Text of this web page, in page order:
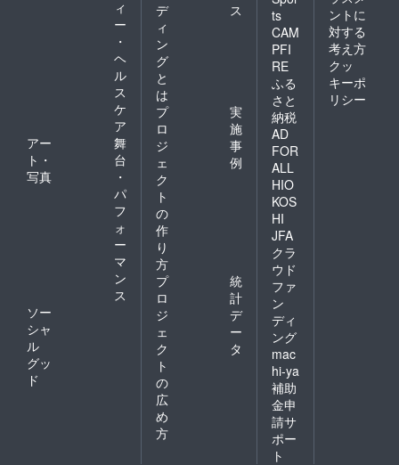
ィ
ー
・
ヘ
ル
ス
ケ
ア
アー
ト・
写真
舞
台
・
パ
フ
ォ
ー
マ
ン
ス
ソー
シャ
ル
グッ
ド
デ
ィ
ン
グ
と
は
ス
プ
ロ
ジ
ェ
ク
ト
の
作
り
方
実
施
事
例
プ
ロ
ジ
ェ
ク
ト
の
広
め
方
統
計
デ
ー
タ
ts
CAM
PFI
RE
ふる
さと
納税
AD
FOR
ALL
HIO
KOS
HI
JFA
クラ
ウド
ファ
ン
ディ
ング
mac
hi-ya
補助
金申
請サ
ポー
ト
ントに
対する
考え方
クッ
キーポ
リシー